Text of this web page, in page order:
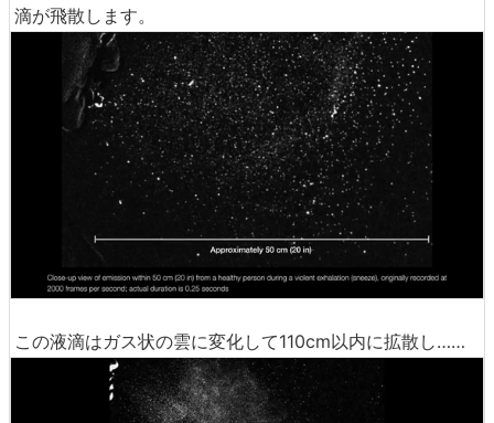
滴が飛散します。
この液滴はガス状の雲に変化して110cm以内に拡散し……